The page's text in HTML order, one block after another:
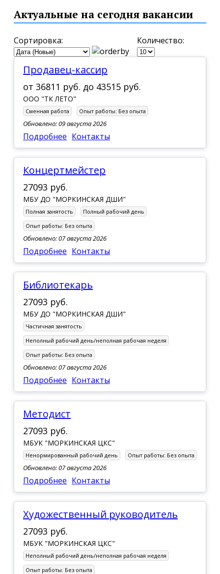
Актуальные на сегодня вакансии
Сортировка: Количество:
Продавец-кассир
от 36811 руб. до 43515 руб.
ООО "ТК ЛЕТО"
Сменная работа Опыт работы: Без опыта
Обновлено: 09 августа 2026
Подробнее Контакты
Концертмейстер
27093 руб.
МБУ ДО "МОРКИНСКАЯ ДШИ"
Полная занятость
Полный рабочий день
Опыт работы: Без опыта
Обновлено: 07 августа 2026
Подробнее Контакты
Библиотекарь
27093 руб.
МБУ ДО "МОРКИНСКАЯ ДШИ"
Частичная занятость
Неполный рабочий день/неполная рабочая неделя
Опыт работы: Без опыта
Обновлено: 07 августа 2026
Подробнее Контакты
Методист
27093 руб.
МБУК "МОРКИНСКАЯ ЦКС"
Ненормированный рабочий день Опыт работы: Без опыта
Обновлено: 07 августа 2026
Подробнее Контакты
Художественный руководитель
27093 руб.
МБУК "МОРКИНСКАЯ ЦКС"
Неполный рабочий день/неполная рабочая неделя
Опыт работы: Без опыта